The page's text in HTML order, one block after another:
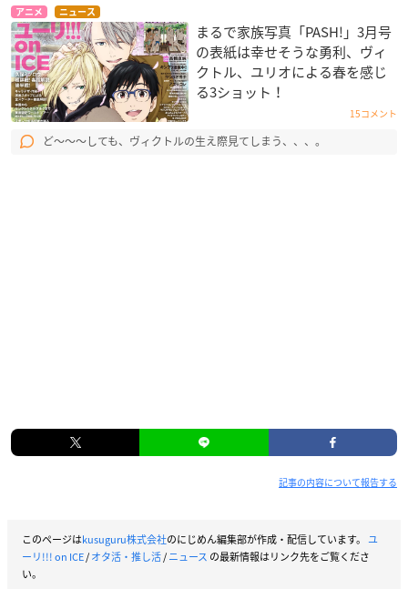
アニメ ニュース
まるで家族写真「PASH!」3月号
の表紙は幸せそうな勇利、ヴィ
クトル、ユリオによる春を感じ
る3ショット！
15コメント
ど〜〜〜しても、ヴィクトルの生え際見てしまう、、、。
記事の内容について報告する
このページはkusuguru株式会社のにじめん編集部が作成・配信しています。 ユ
ーリ!!! on ICE/オタ活・推し活/ニュース の最新情報はリンク先をご覧くださ
い。